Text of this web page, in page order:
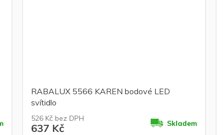
RABALUX 5566 KAREN bodové LED
svítidlo
526 Kč bez DPH
637 Kč Skladem